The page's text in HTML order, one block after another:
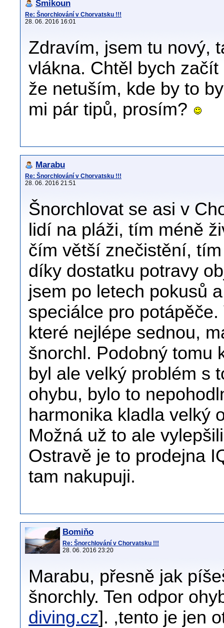
Šmikoun
Re: Šnorchlování v Chorvatsku !!!
28. 06. 2016 16:01
Zdravím, jsem tu nový,
vlákna. Chtěl bych
že netuším, kde by to
mi pár tipů, prosím?
Marabu
Re: Šnorchlování v Chorvatsku !!!
28. 06. 2016 21:51
Šnorchlovat se asi v
lidí na pláži, tím méně
čím větší znečistění,
díky dostatku potravy
jsem po letech pokusů
speciálce pro
které nejlépe sednou,
šnorchl. Podobný tomu
byl ale velký problém s
ohybu, bylo to
harmonika kladla velký
Možná už to ale
Ostravě je to prodejna
tam nakupuji.
Bomiňo
Re: Šnorchlování v Chorvatsku !!!
28. 06. 2016 23:20
Marabu, přesně jak
šnorchly. Ten odpor
diving.cz]. ,tento je jen